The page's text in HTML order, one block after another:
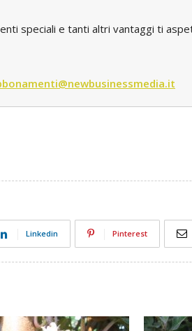
speciali e tanti altri vantaggi ti
Linkedin Pinterest